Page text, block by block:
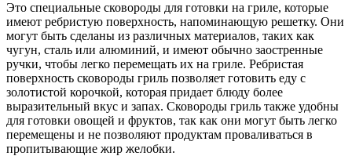
Это специальные сковороды для готовки на гриле, которые
имеют ребристую поверхность, напоминающую решетку. Они
могут быть сделаны из различных материалов, таких как
чугун, сталь или алюминий, и имеют обычно заостренные
ручки, чтобы легко перемещать их на гриле. Ребристая
поверхность сковороды гриль позволяет готовить еду с
золотистой корочкой, которая придает блюду более
выразительный вкус и запах. Сковороды гриль также удобны
для готовки овощей и фруктов, так как они могут быть легко
перемещены и не позволяют продуктам проваливаться в
пропитывающие жир желобки.